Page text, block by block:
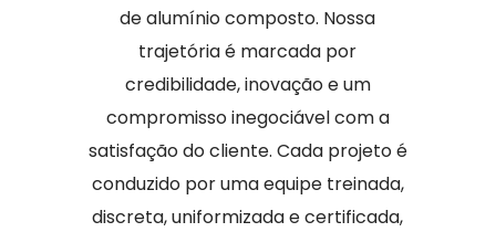
de alumínio composto. Nossa
trajetória é marcada por
credibilidade, inovação e um
compromisso inegociável com a
satisfação do cliente. Cada projeto é
conduzido por uma equipe treinada,
discreta, uniformizada e certificada,